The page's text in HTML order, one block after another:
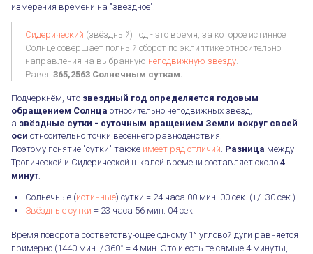
измерения времени на "звездное".
Сидерический (звёздный) год - это время, за которое истинное
Солнце совершает полный оборот по эклиптике относительно
направления на выбранную неподвижную звезду.
Равен 365,2563 Солнечным суткам.
Подчеркнём, что звездный год определяется годовым
обращением Солнца относительно неподвижных звезд,
а звёздные сутки - суточным вращением Земли вокруг своей
оси относительно точки весеннего равноденствия.
Поэтому понятие "сутки" также имеет ряд отличий. Разница между
Тропической и Сидерической шкалой времени составляет около 4
минут:
Солнечные (истинные) сутки = 24 часа 00 мин. 00 сек. (+/- 30 сек.)
Звёздные сутки = 23 часа 56 мин. 04 сек.
Время поворота соответствующее одному 1° угловой дуги равняется
примерно (1440 мин. / 360° = 4 мин. Это и есть те самые 4 минуты,